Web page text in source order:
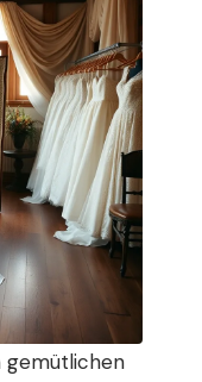
gemütlichen